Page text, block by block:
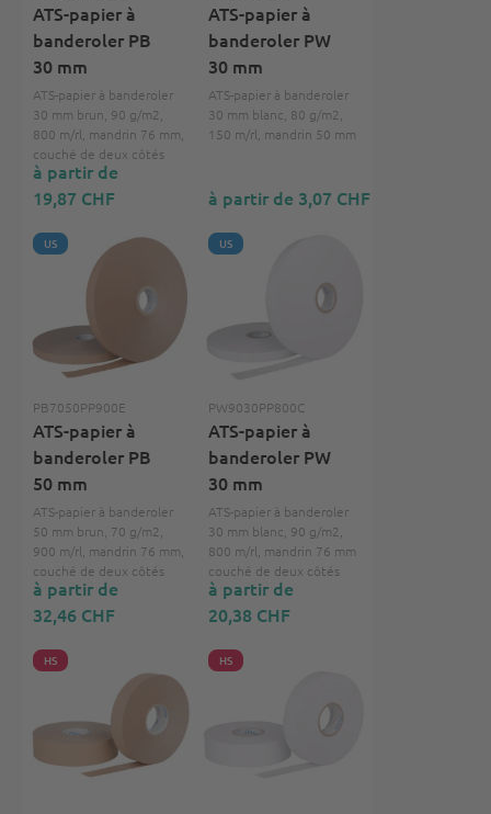
ATS-papier à
banderoler PB
30 mm
ATS-papier à banderoler
30 mm brun, 90 g/m2,
800 m/rl, mandrin 76 mm,
couché de deux côtés
à partir de
19,87 CHF
ATS-papier à
banderoler PW
30 mm
ATS-papier à banderoler
30 mm blanc, 80 g/m2,
150 m/rl, mandrin 50 mm
à partir de 3,07 CHF
US
PB7050PP900E
ATS-papier à
banderoler PB
50 mm
ATS-papier à banderoler
50 mm brun, 70 g/m2,
900 m/rl, mandrin 76 mm,
couché de deux côtés
à partir de
32,46 CHF
US
PW9030PP800C
ATS-papier à
banderoler PW
30 mm
ATS-papier à banderoler
30 mm blanc, 90 g/m2,
800 m/rl, mandrin 76 mm
couché de deux côtés
à partir de
20,38 CHF
HS HS